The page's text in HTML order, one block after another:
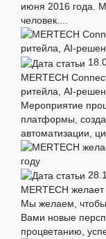
июня 2016 года.
человек....
MERTECH
ритейла, AI-
Мероприятие
платформы,
автоматизации,
MERTECH
Мы желаем,
Вами новые
процветанию,